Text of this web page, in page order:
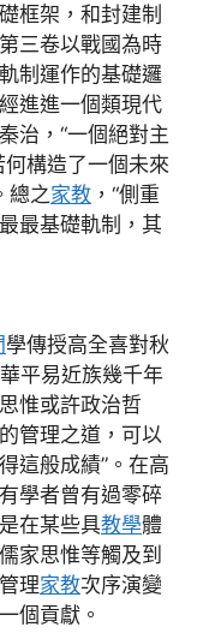
框架，和封建制
三卷以戰國為時
制運作的基礎邏
進進一個類現代
治，“一個絕對主
構造了一個未來
總之家教 ，“側重
最基礎軌制，其
學傳授高全喜對秋
平易近族幾千年
惟或許政治哲
管理之道，可以
這般成績”。在高
學者曾有過零碎
在某些具教學體
家思惟等觸及到
理家教次序演變
個貢獻。